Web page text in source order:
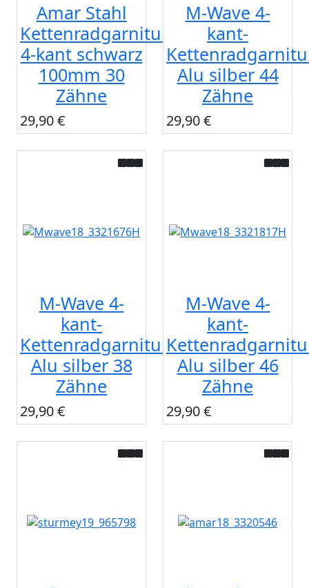
Amar Stahl
Kettenradgarnitur
4-kant schwarz
100mm 30
Zähne
29,90 €
M-Wave 4-
kant-
Alu silber 44
Zähne
29,90 €
M-Wave 4-
kant-
Kettenradgarnitur
Alu silber 38
Zähne
29,90 €
M-Wave 4-
kant-
Alu silber 46
Zähne
29,90 €